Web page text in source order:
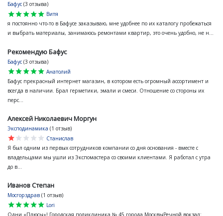
Бафус (3 отзыва)
star
star
star
star
star
Витя
я постоянно что-то в Бафусе заказываю, мне удобнее по их каталогу пробежаться
и выбрать материалы, занимаюсь ремонтами квартир, это очень удобно, не н...
Рекомендую Бафус
Бафус (3 отзыва)
star
star
star
star
star
Анатолий
Бафус прекрасный интернет магазин, в котором есть огромный ассортимент и
всегда в наличии. Брал герметики, эмали и смеси. Отношение со стороны их
перс...
Алексей Николаевич Моргун
Эксподинамика (1 отзыв)
star
star
star
star
star
Станислав
Я был одним из первых сотрудников компании со дня основания - вместе с
владельцами мы ушли из Экспомастера со своими клиентами. Я работал с утра
до в...
Иванов Степан
Мосгорздрав (1 отзыв)
star
star
star
star
star
Lori
Одни «Плюсы»! Городская поликлиника № 45 города МосквыРечной вокзал: